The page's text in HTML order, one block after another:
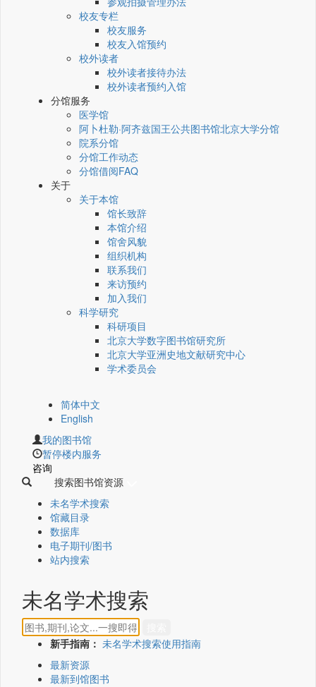
校友专栏
校友服务
校友入馆预约
校外读者
校外读者接待办法
校外读者预约入馆
分馆服务
医学馆
阿卜杜勒·阿齐兹国王公共图书馆北京大学分馆
院系分馆
分馆工作动态
分馆借阅FAQ
关于
关于本馆
馆长致辞
本馆介绍
馆舍风貌
组织机构
联系我们
来访预约
加入我们
科学研究
科研项目
北京大学数字图书馆研究所
北京大学亚洲史地文献研究中心
学术委员会
简体中文
English
我的图书馆
暂停楼内服务
咨询
搜索图书馆资源
未名学术搜索
馆藏目录
数据库
电子期刊/图书
站内搜索
未名学术搜索
新手指南： 未名学术搜索使用指南
最新资源
最新到馆图书